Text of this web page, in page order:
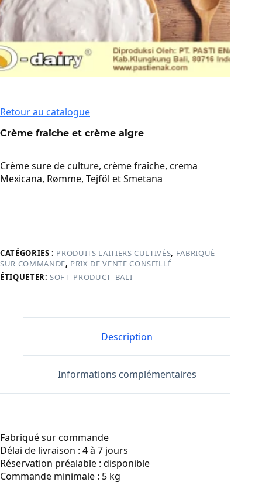
Retour au catalogue
Crème fraîche et crème aigre
Crème sure de culture, crème fraîche, crema
Mexicana, Rømme, Tejföl et Smetana
CATÉGORIES : PRODUITS LAITIERS CULTIVÉS, FABRIQUÉ
SUR COMMANDE, PRIX DE VENTE CONSEILLÉ
ÉTIQUETER:SOFT_PRODUCT_BALI
Description
Informations complémentaires
Fabriqué sur commande
Délai de livraison : 4 à 7 jours
Réservation préalable : disponible
Commande minimale : 5 kg